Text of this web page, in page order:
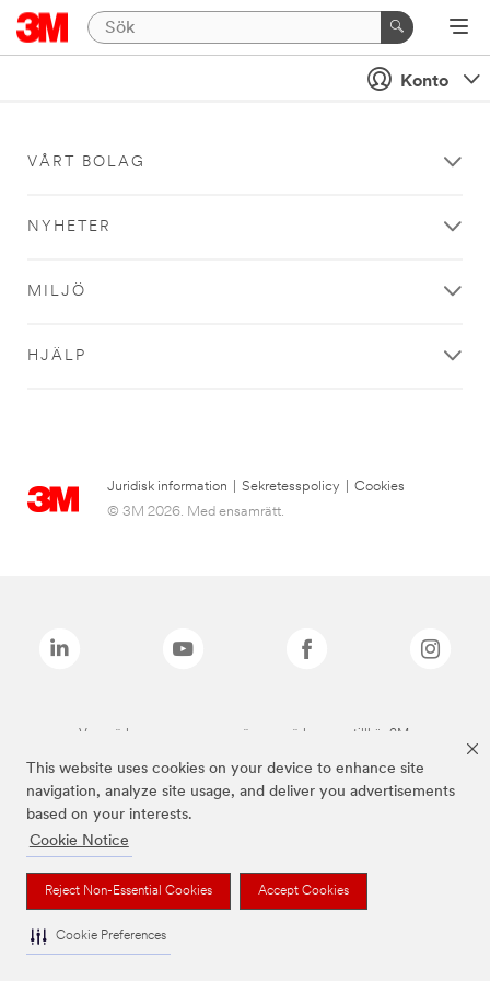
This website uses cookies on your device to enhance site
navigation, analyze site usage, and deliver you advertisements
based on your interests.
Cookie Notice
Reject Non-Essential Cookies Accept Cookies
Cookie Preferences
Konto
VÅRT BOLAG
NYHETER
MILJÖ
HJÄLP
Juridisk information Sekretesspolicy
Cookies
© 3M 2026. Med ensamrätt.
Varumärken som anges ovan är varumärken som tillhör 3M.